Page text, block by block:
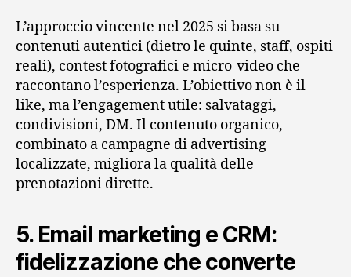
L’approccio vincente nel 2025 si basa su
contenuti autentici (dietro le quinte, staff, ospiti
reali), contest fotografici e micro-video che
raccontano l’esperienza. L’obiettivo non è il
like, ma l’engagement utile: salvataggi,
condivisioni, DM. Il contenuto organico,
combinato a campagne di advertising
localizzate, migliora la qualità delle
prenotazioni dirette.
5. Email marketing e CRM:
fidelizzazione che converte